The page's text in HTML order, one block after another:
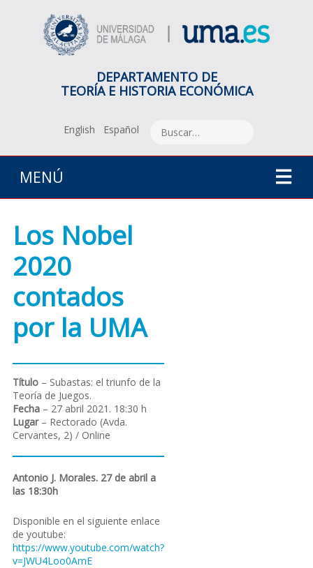
DEPARTAMENTO DE
TEORÍA E HISTORIA ECONÓMICA
English Español
MENÚ
Los Nobel
2020
contados
por la UMA
Título– Subastas: el triunfo de la
Teoría de Juegos.
Fecha– 27 abril 2021. 18:30 h
Lugar– Rectorado (Avda.
Cervantes, 2) / Online
Antonio J. Morales. 27 de abril a
las 18:30h
Disponible en el siguiente enlace
de youtube:
https://www.youtube.com/watch?
v=JWU4Loo0AmE